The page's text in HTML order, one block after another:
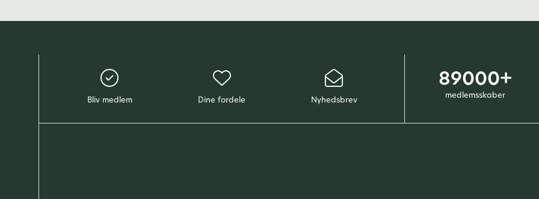
Bliv medlem Dine fordele Nyhedsbrev
89000+
medlemsskaber